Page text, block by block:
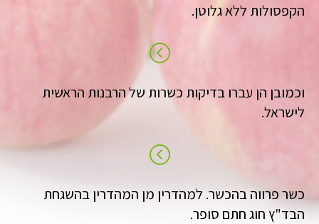
הקפסולות ללא גלוטן.
וכמובן הן עברו בדיקות כשרות של הרבנות הראשית
לישראל.
כשר פרווה בהכשר. למהדרין מן המהדרין בהשגחת
הבד"ץ חוג חתם סופר.